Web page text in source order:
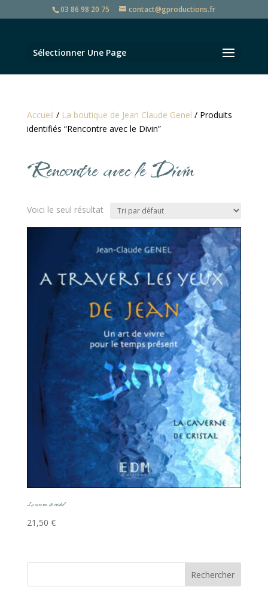
03 86 98 20 75 contact@gproductions.fr
Sélectionner Une Page
Accueil / La boutique de Jean Claude Genel / Produits
identifiés “Rencontre avec le Divin”
Rencontre avec le Divin
Voici le seul résultat
La caverne de cristal
21,50 €
Rechercher